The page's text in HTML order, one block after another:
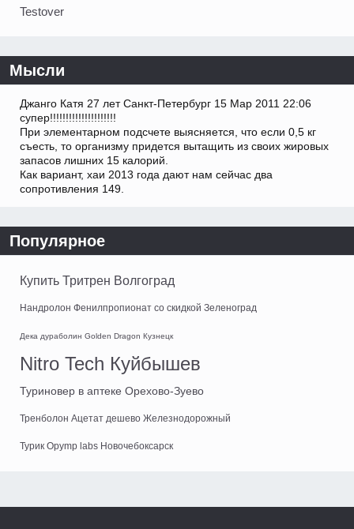
Testover
Мысли
Джанго Катя 27 лет Санкт-Петербург 15 Мар 2011 22:06
супер!!!!!!!!!!!!!!!!!!!!!
При элементарном подсчете выясняется, что если 0,5 кг
съесть, то организму придется вытащить из своих жировых
запасов лишних 15 калорий.
Как вариант, хаи 2013 года дают нам сейчас два
сопротивления 149.
Популярное
Купить Тритрен Волгоград
Нандролон Фенилпропионат со скидкой Зеленоград
Дека дураболин Golden Dragon Кузнецк
Nitro Tech Куйбышев
Туриновер в аптеке Орехово-Зуево
Тренболон Ацетат дешево Железнодорожный
Турик Opymp labs Новочебоксарск